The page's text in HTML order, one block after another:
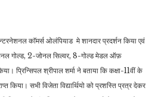
काॅमर्स ओलंपियाड मे शानदार प्रदर्शन किया एवं
गोल्ड, 2-जोनल सिल्वर, 8-गोल्ड मेडल ऑफ़
प्रिन्सिपल श्रीपाल शर्मा ने बताया कि कक्षा-11वीं के
सभी विजेता विद्यार्थियो को प्रशस्ति प्रत्र देकर